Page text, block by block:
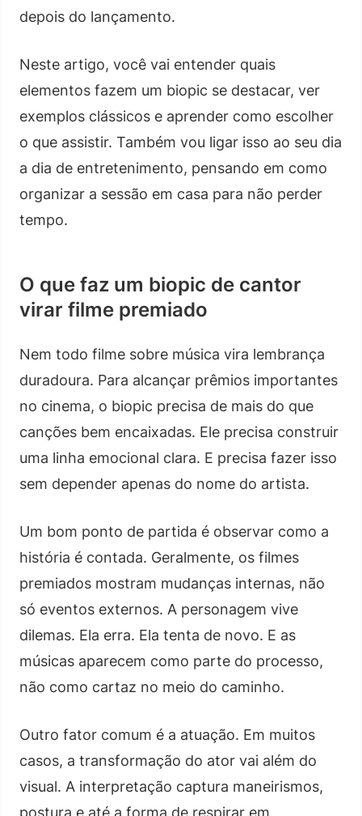
depois do lançamento.
Neste artigo, você vai entender quais
elementos fazem um biopic se destacar, ver
exemplos clássicos e aprender como escolher
o que assistir. Também vou ligar isso ao seu dia
a dia de entretenimento, pensando em como
organizar a sessão em casa para não perder
tempo.
O que faz um biopic de cantor
virar filme premiado
Nem todo filme sobre música vira lembrança
duradoura. Para alcançar prêmios importantes
no cinema, o biopic precisa de mais do que
canções bem encaixadas. Ele precisa construir
uma linha emocional clara. E precisa fazer isso
sem depender apenas do nome do artista.
Um bom ponto de partida é observar como a
história é contada. Geralmente, os filmes
premiados mostram mudanças internas, não
só eventos externos. A personagem vive
dilemas. Ela erra. Ela tenta de novo. E as
músicas aparecem como parte do processo,
não como cartaz no meio do caminho.
Outro fator comum é a atuação. Em muitos
casos, a transformação do ator vai além do
visual. A interpretação captura maneirismos,
postura e até a forma de respirar em